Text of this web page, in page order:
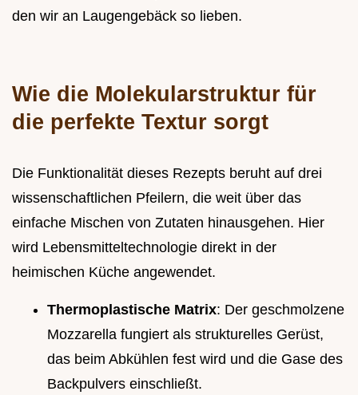
den wir an Laugengebäck so lieben.
Wie die Molekularstruktur für
die perfekte Textur sorgt
Die Funktionalität dieses Rezepts beruht auf drei
wissenschaftlichen Pfeilern, die weit über das
einfache Mischen von Zutaten hinausgehen. Hier
wird Lebensmitteltechnologie direkt in der
heimischen Küche angewendet.
Thermoplastische Matrix: Der geschmolzene
Mozzarella fungiert als strukturelles Gerüst,
das beim Abkühlen fest wird und die Gase des
Backpulvers einschließt.